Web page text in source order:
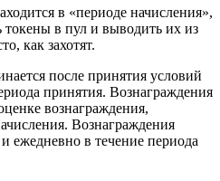
в «периоде начисления»,
токены в пул и выводить их из
как захотят.
после принятия условий
принятия. Вознаграждения
вознаграждения,
Вознаграждения
ежедневно в течение периода